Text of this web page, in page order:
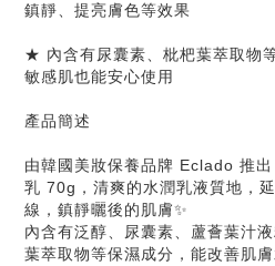
鎮靜、提亮膚色等效果
★ 內含有尿囊素、枇杷葉萃取物
敏感肌也能安心使用
產品簡述
由韓國美妝保養品牌 Eclado 推
乳 70g，清爽的水潤乳液質地，
線，鎮靜曬後的肌膚✨
內含有泛醇、尿囊素、蘆薈葉汁
葉萃取物等保濕成分，能改善肌